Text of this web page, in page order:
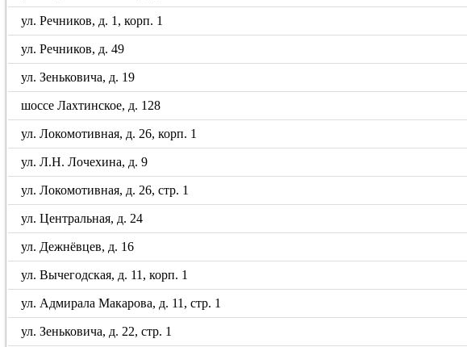
ул. Речников, д. 1, корп. 1
ул. Речников, д. 49
ул. Зеньковича, д. 19
шоссе Лахтинское, д. 128
ул. Локомотивная, д. 26, корп. 1
ул. Л.Н. Лочехина, д. 9
ул. Локомотивная, д. 26, стр. 1
ул. Центральная, д. 24
ул. Дежнёвцев, д. 16
ул. Вычегодская, д. 11, корп. 1
ул. Адмирала Макарова, д. 11, стр. 1
ул. Зеньковича, д. 22, стр. 1